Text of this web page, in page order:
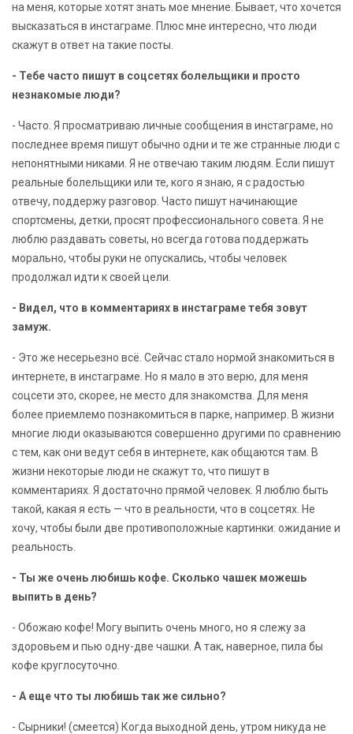
на меня, которые хотят знать мое мнение. Бывает, что хочется
высказаться в инстаграме. Плюс мне интересно, что люди
скажут в ответ на такие посты.
- Тебе часто пишут в соцсетях болельщики и просто
незнакомые люди?
- Часто. Я просматриваю личные сообщения в инстаграме, но
последнее время пишут обычно одни и те же странные люди с
непонятными никами. Я не отвечаю таким людям. Если пишут
реальные болельщики или те, кого я знаю, я с радостью
отвечу, поддержу разговор. Часто пишут начинающие
спортсмены, детки, просят профессионального совета. Я не
люблю раздавать советы, но всегда готова поддержать
морально, чтобы руки не опускались, чтобы человек
продолжал идти к своей цели.
- Видел, что в комментариях в инстаграме тебя зовут
замуж.
- Это же несерьезно всё. Сейчас стало нормой знакомиться в
интернете, в инстаграме. Но я мало в это верю, для меня
соцсети это, скорее, не место для знакомства. Для меня
более приемлемо познакомиться в парке, например. В жизни
многие люди оказываются совершенно другими по сравнению
с тем, как они ведут себя в интернете, как общаются там. В
жизни некоторые люди не скажут то, что пишут в
комментариях. Я достаточно прямой человек. Я люблю быть
такой, какая я есть — что в реальности, что в соцсетях. Не
хочу, чтобы были две противоположные картинки: ожидание и
реальность.
- Ты же очень любишь кофе. Сколько чашек можешь
выпить в день?
- Обожаю кофе! Могу выпить очень много, но я слежу за
здоровьем и пью одну-две чашки. А так, наверное, пила бы
кофе круглосуточно.
- А еще что ты любишь так же сильно?
- Сырники! (смеется) Когда выходной день, утром никуда не